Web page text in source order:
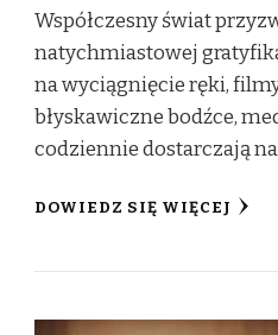
Współczesny świat
natychmiastowej
na wyciągnięcie ręki,
błyskawiczne bodźce,
codziennie dostarczają
DOWIEDZ SIĘ WIĘCEJ